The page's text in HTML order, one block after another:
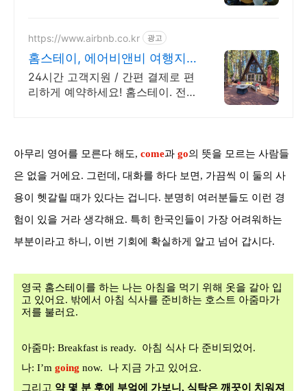
https://www.airbnb.co.kr 광고
홈스테이, 에어비앤비 여행지
에서도 우리집처럼
24시간 고객지원 / 간편 결제로 편
리하게 예약하세요! 홈스테이. 전
아무리 영어를 모른다 해도, come과 go의 뜻을 모르는 사람들
은 없을 거에요. 그런데 , 대화를 하다 보면 , 가끔씩 이 둘의 사
용이 헷갈릴 때가 있다는 겁니다. 분명히 여러분들도 이런 경
험이 있을 거라 생각해요. 특히 한국인들이 가장 어려워하는
부분이라고 하니 , 이번 기회에 확실하게 알고 넘어 갑시다.
영국 홈스테이를 하는 나는 아침을 먹기 위해 옷을 갈아 입
고 있어요. 밖에서 아침 식사를 준비하는 호스트 아줌마가
저를 불러요.
아줌마: Breakfast is ready. 아침 식사 다 준비되었어 .
나: I’m going now. 나 지금 가고 있어요.
그리고 약 몇 분 후에 부엌에 가보니 , 식탁은 깨끗이 치워져